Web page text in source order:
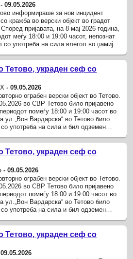
-09.05.2026
информираше за нов инцидент
кражба во верски објект во градот
пријавата, на 8 мај 2026 година,
меѓу 18:00 и 19:00 часот, непознат
со употреба на сила влегол во џамија
Тетово, украден сеф со
-09.05.2026
ограбен верски објект во Тетово.
во СВР Тетово било пријавено
помеѓу 18:00 и 19:00 часот во
ул.„Вон Вардарска“ во Тетово било
со употреба на сила и бил одземен
Тетово, украден сеф со
-09.05.2026
ограбен верски објект во Тетово.
во СВР Тетово било пријавено
помеѓу 18:00 и 19:00 часот во
ул.„Вон Вардарска“ во Тетово било
со употреба на сила и бил одземен
Тетово, украден сеф со
09.05.2026